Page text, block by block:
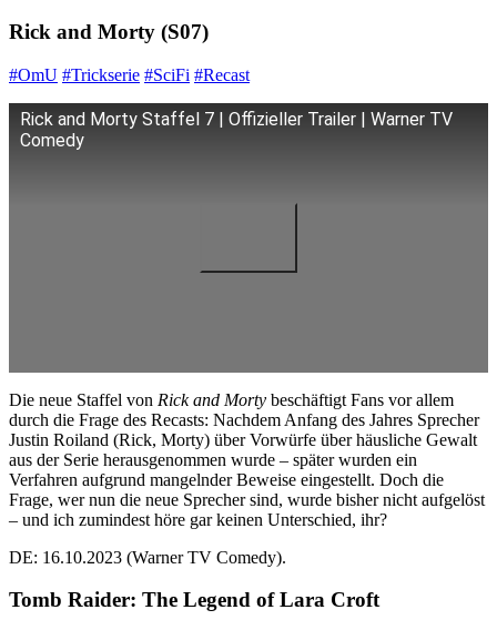
Rick and Morty (S07)
#OmU #Trickserie #SciFi #Recast
Rick and Morty Staffel 7 | Offizieller Trailer | Warner TV
Comedy
Die neue Staffel von Rick and Morty beschäftigt Fans vor allem
durch die Frage des Recasts: Nachdem Anfang des Jahres Sprecher
Justin Roiland (Rick, Morty) über Vorwürfe über häusliche Gewalt
aus der Serie herausgenommen wurde – später wurden ein
Verfahren aufgrund mangelnder Beweise eingestellt. Doch die
Frage, wer nun die neue Sprecher sind, wurde bisher nicht aufgelöst
– und ich zumindest höre gar keinen Unterschied, ihr?
DE: 16.10.2023 (Warner TV Comedy).
Tomb Raider: The Legend of Lara Croft